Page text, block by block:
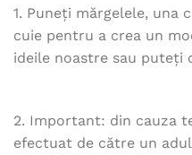
1. Puneți mărgelele, una
cuie pentru a crea un
ideile noastre sau puteți
2. Important: din cauza
efectuat de către un